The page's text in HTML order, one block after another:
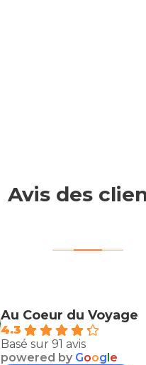
Avis des
Au Coeur du Voyage
4.3
Basé sur 91 avis
powered by Google